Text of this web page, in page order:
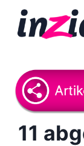
11